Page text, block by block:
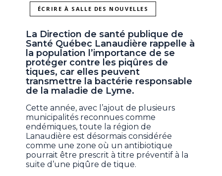
ÉCRIRE À SALLE DES NOUVELLES
La Direction de santé publique de
Santé Québec Lanaudière rappelle à
la population l’importance de se
protéger contre les piqûres de
tiques, car elles peuvent
transmettre la bactérie responsable
de la maladie de Lyme.
Cette année, avec l’ajout de plusieurs
municipalités reconnues comme
endémiques, toute la région de
Lanaudière est désormais considérée
comme une zone où un antibiotique
pourrait être prescrit à titre préventif à la
suite d’une piqûre de tique.